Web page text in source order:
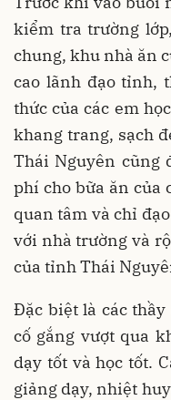
kiểm tra trường
chung, khu nhà ăn
cao lãnh đạo tỉnh,
thức của các em
khang trang, sạch
Thái Nguyên cũng
phí cho bữa ăn của
quan tâm và chỉ
với nhà trường và
của tỉnh Thái
Đặc biệt là các
cố gắng vượt qua
dạy tốt và học tốt.
giảng dạy, nhiệt